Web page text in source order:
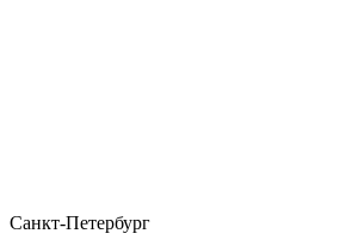
Санкт-Петербург